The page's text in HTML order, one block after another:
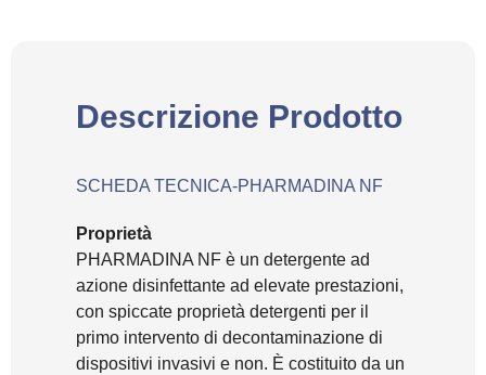
Descrizione Prodotto
SCHEDA TECNICA-PHARMADINA NF
Proprietà
PHARMADINA NF è un detergente ad
azione disinfettante ad elevate prestazioni,
con spiccate proprietà detergenti per il
primo intervento di decontaminazione di
dispositivi invasivi e non. È costituito da un